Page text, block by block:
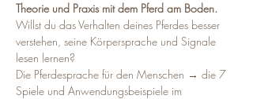
Theorie und Praxis mit dem Pferd am Boden.
Willst du das Verhalten deines Pferdes besser
verstehen, seine Körpersprache und Signale
lesen lernen?
Die Pferdesprache für den Menschen → die 7
Spiele und Anwendungsbeispiele im